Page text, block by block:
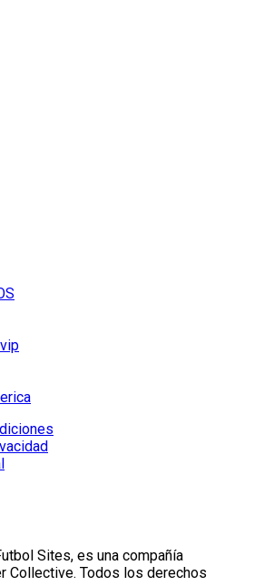
Sites, es una compañía
Collective. Todos los derechos